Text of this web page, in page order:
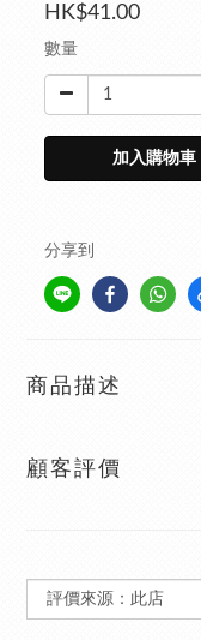
HK$41.00
數量
加入購物車
分享到
商品描述
顧客評價